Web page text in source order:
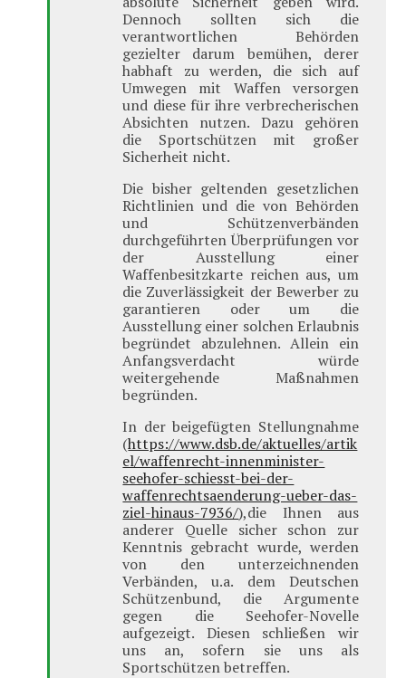
Dennoch sollten sich die
verantwortlichen Behörden
gezielter darum bemühen, derer
habhaft zu werden, die sich auf
Umwegen mit Waffen versorgen
und diese für ihre verbrecherischen
Absichten nutzen. Dazu gehören
die Sportschützen mit großer
Sicherheit nicht.
Die bisher geltenden gesetzlichen
Richtlinien und die von Behörden
und Schützenverbänden
durchgeführten Überprüfungen vor
der Ausstellung einer
Waffenbesitzkarte reichen aus, um
die Zuverlässigkeit der Bewerber zu
garantieren oder um die
Ausstellung einer solchen Erlaubnis
begründet abzulehnen. Allein ein
Anfangsverdacht würde
weitergehende Maßnahmen
begründen.
In der beigefügten Stellungnahme
(https://www.dsb.de/aktuelles/artik
el/waffenrecht-innenminister-
seehofer-schiesst-bei-der-
waffenrechtsaenderung-ueber-das-
ziel-hinaus-7936/),die Ihnen aus
anderer Quelle sicher schon zur
Kenntnis gebracht wurde, werden
von den unterzeichnenden
Verbänden, u.a. dem Deutschen
Schützenbund, die Argumente
gegen die Seehofer-Novelle
aufgezeigt. Diesen schließen wir
uns an, sofern sie uns als
Sportschützen betreffen.